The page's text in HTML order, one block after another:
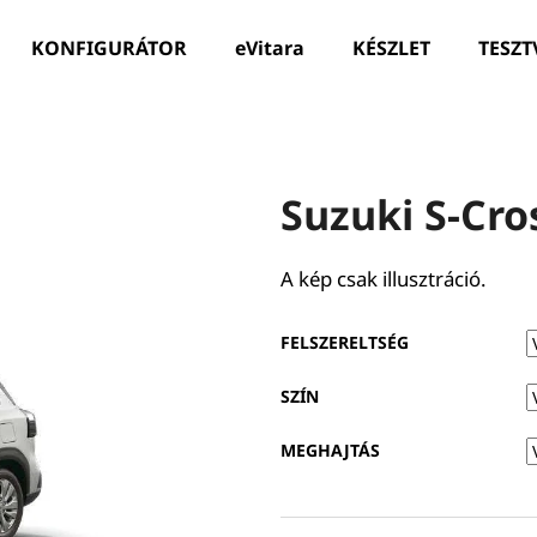
KONFIGURÁTOR eVitara KÉSZLET
Suzuki S-
A kép csak illusztráció.
FELSZERELTSÉG
SZÍN
MEGHAJTÁS
KERESÉS